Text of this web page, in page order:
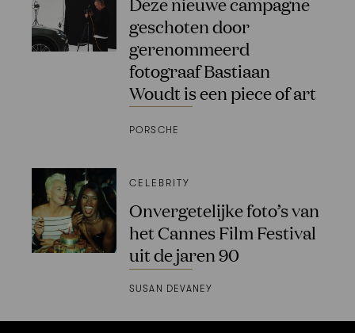
geschoten door
gerenommeerd
fotograaf Bastiaan
Woudt is een piece of art
PORSCHE
CELEBRITY
Onvergetelijke foto’s van
het Cannes Film Festival
uit de jaren 90
SUSAN DEVANEY